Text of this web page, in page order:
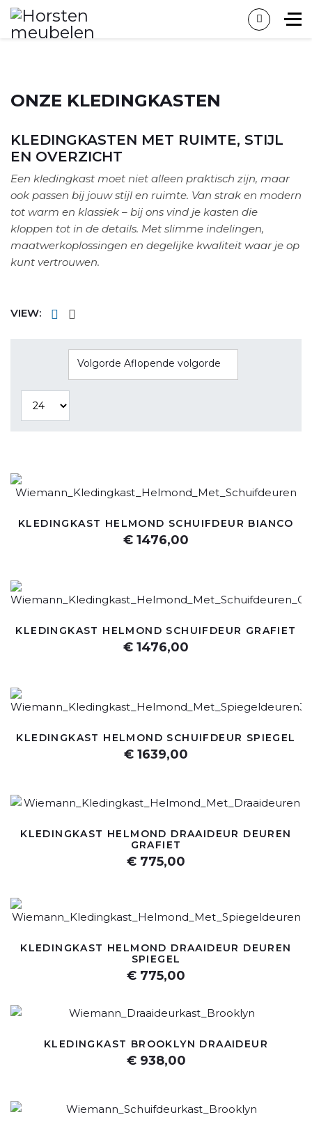
ONZE KLEDINGKASTEN
KLEDINGKASTEN MET RUIMTE, STIJL
EN OVERZICHT
Een kledingkast moet niet alleen praktisch zijn, maar
ook passen bij jouw stijl en ruimte. Van strak en modern
tot warm en klassiek – bij ons vind je kasten die
kloppen tot in de details. Met slimme indelingen,
maatwerkoplossingen en degelijke kwaliteit waar je op
kunt vertrouwen.
VIEW:
Volgorde Aflopende volgorde
KLEDINGKAST HELMOND SCHUIFDEUR BIANCO
€ 1476,00
KLEDINGKAST HELMOND SCHUIFDEUR GRAFIET
€ 1476,00
KLEDINGKAST HELMOND SCHUIFDEUR SPIEGEL
€ 1639,00
KLEDINGKAST HELMOND DRAAIDEUR DEUREN
GRAFIET
€ 775,00
KLEDINGKAST HELMOND DRAAIDEUR DEUREN
SPIEGEL
€ 775,00
KLEDINGKAST BROOKLYN DRAAIDEUR
€ 938,00